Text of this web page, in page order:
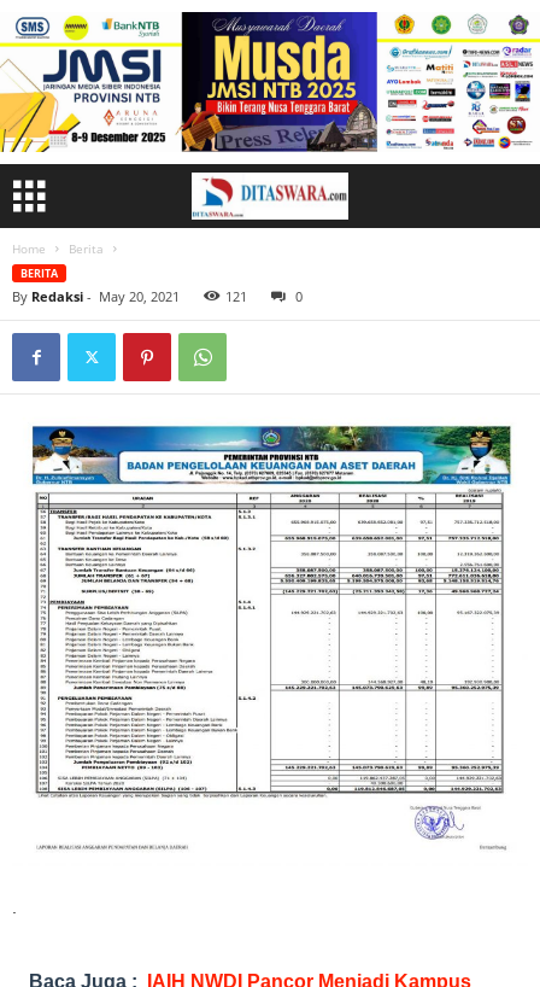
Home Berita
BERITA
By Redaksi - May 20, 2021 121 0
.
Baca Juga :
IAIH NWDI Pancor Menjadi Kampus